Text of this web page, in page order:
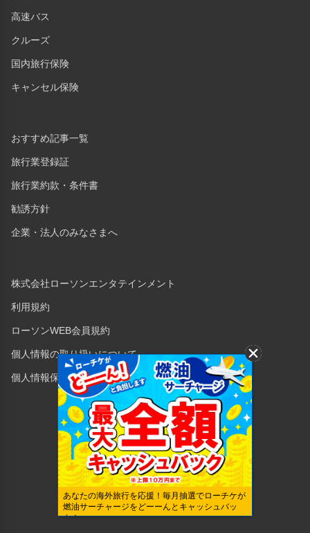
高速バス
クルーズ
国内旅行保険
キャンセル保険
おすすめ記事一覧
旅行業登録証
旅行業約款・条件書
勧誘方針
企業・法人のみなさまへ
株式会社ローソンエンタテインメント
利用規約
ローソンWEB会員規約
個人情報の取り扱いについて
個人情報保護方針
Copyright © 1998 Lawson Entertainment, Inc.
あなたの海外旅行を応援！毎月抽選でローチケが
燃油サーチャージをどーーんとキャッシュバッ
ク！